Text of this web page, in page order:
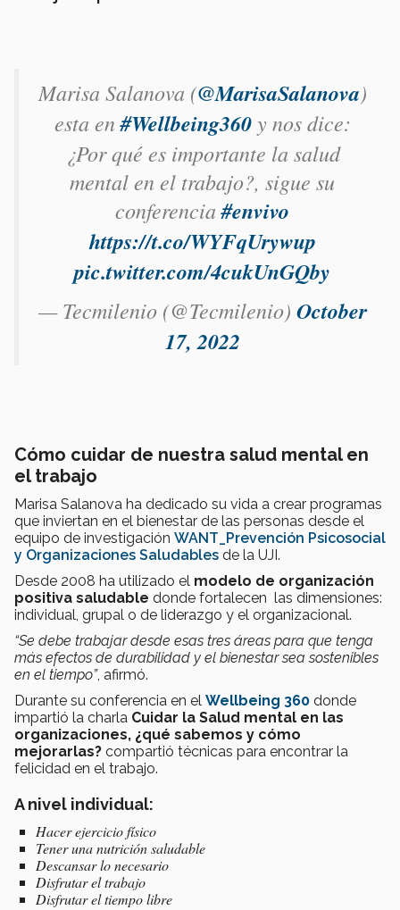
Marisa Salanova (@MarisaSalanova)
esta en#Wellbeing360y nos dice:
¿Por qué es importante la salud
mental en el trabajo?, sigue su
conferencia#envivo
https://t.co/WYFqUrywup
pic.twitter.com/4cukUnGQby
— Tecmilenio (@Tecmilenio) October
17, 2022
Cómo cuidar de nuestra salud mental en
el trabajo
Marisa Salanova ha dedicado su vida a crear programas
que inviertan en el bienestar de las personas desde el
equipo de investigación WANT_Prevención Psicosocial
y Organizaciones Saludables de la UJI.
Desde 2008 ha utilizado el modelo de organización
positiva saludable donde fortalecen las dimensiones:
individual, grupal o de liderazgo y el organizacional.
“Se debe trabajar desde esas tres áreas para que tenga
más efectos de durabilidad y el bienestar sea sostenibles
en el tiempo”, afirmó.
Durante su conferencia en el Wellbeing 360 donde
impartió la charla Cuidar la Salud mental en las
organizaciones, ¿qué sabemos y cómo
mejorarlas? compartió técnicas para encontrar la
felicidad en el trabajo.
A nivel individual:
Hacer ejercicio físico
Tener una nutrición saludable
Descansar lo necesario
Disfrutar el trabajo
Disfrutar el tiempo libre